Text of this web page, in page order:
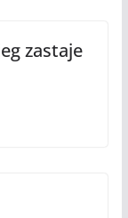
zastaje